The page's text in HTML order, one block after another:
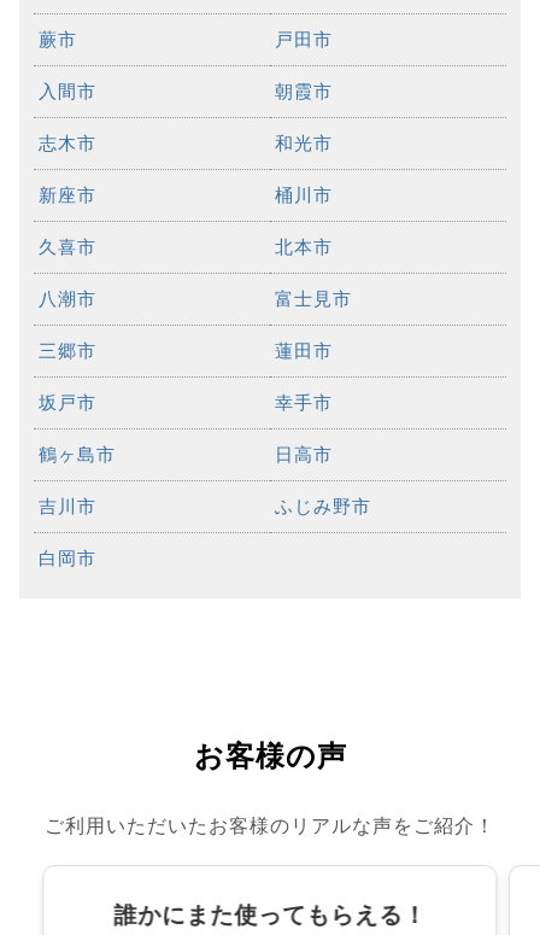
蕨市 戸田市
入間市 朝霞市
志木市 和光市
新座市 桶川市
久喜市 北本市
八潮市 富士見市
三郷市 蓮田市
坂戸市 幸手市
鶴ヶ島市 日高市
吉川市 ふじみ野市
白岡市
お客様の声
ご利用いただいたお客様のリアルな声をご紹介！
誰かにまた使ってもらえる！